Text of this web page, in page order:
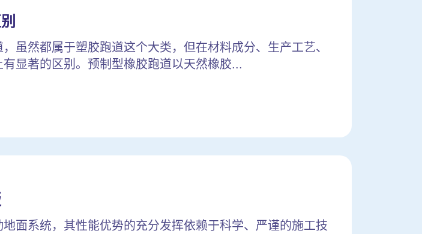
虽然都属于塑胶跑道这个大类，但在材料成分、生产工艺、
显著的区别。预制型橡胶跑道以天然橡胶...
面系统，其性能优势的充分发挥依赖于科学、严谨的施工技